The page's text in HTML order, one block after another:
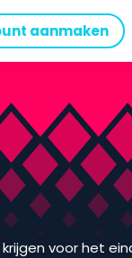
aanmaken
voor het